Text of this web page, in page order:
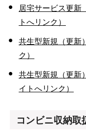
居宅サービス更新
トへリンク）
共生型新規（更新
ク）
共生型新規（更新
イトへリンク）
コンビニ収納取